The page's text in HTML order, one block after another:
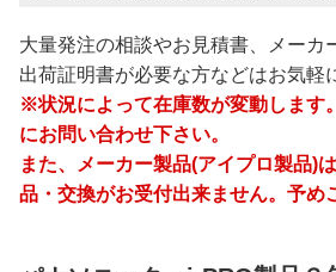
大量発注の相談やお見積書、メーカ
出荷証明書が必要な方などはお気軽
※状況によって在庫数が変動します
にお問い合わせ下さい。
また、メーカー製品(アイプロ製品)
品・交換がお受付出来ません。予め